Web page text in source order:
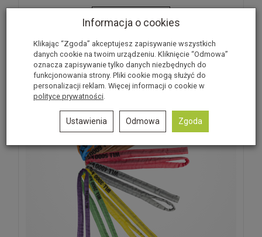
Wybierz opcje
Informacja o cookies
Klikając “Zgoda” akceptujesz zapisywanie wszystkich
danych cookie na twoim urządzeniu. Kliknięcie “Odmowa”
oznacza zapisywanie tylko danych niezbędnych do
funkcjonowania strony. Pliki cookie mogą służyć do
personalizacji reklam. Więcej informacji o cookie w
polityce prywatności.
Ustawienia Odmowa Zgoda